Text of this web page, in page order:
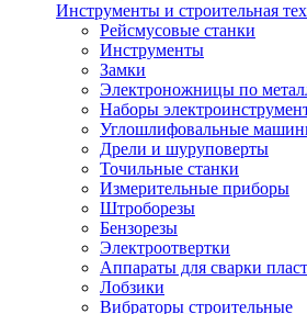
Инструменты и строительная
Рейсмусовые станки
Инструменты
Замки
Электроножницы по
Наборы
Углошлифовальные
Дрели и шуруповерты
Точильные станки
Измерительные приборы
Штроборезы
Бензорезы
Электроотвертки
Аппараты для сварки
Лобзики
Вибраторы строительные